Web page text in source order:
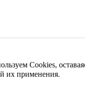
Cookies,
их применения.